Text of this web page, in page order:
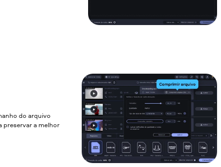
do arquivo
preservar a melhor